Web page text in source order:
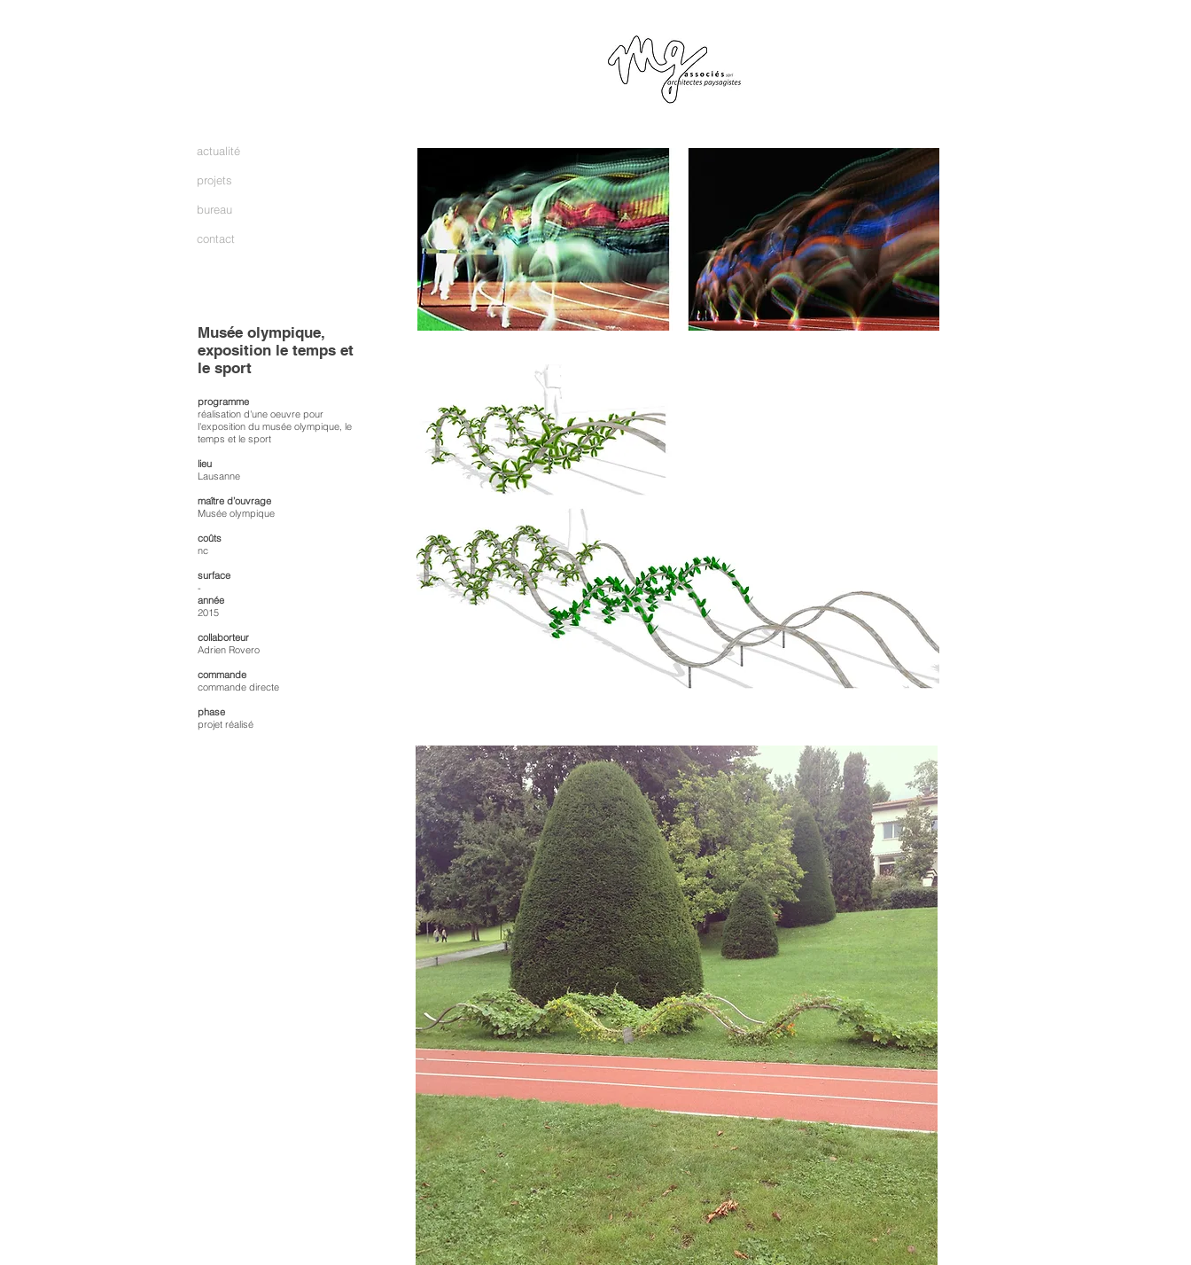
Musée olympique,
exposition le temps et
le sport
programme
réalisation d'une oeuvre pour
l'exposition du musée olympique, le
temps et le sport
lieu
Lausanne
maître d’ouvrage
Musée olympique
coûts
nc
surface
-
année
2015
collaborteur
Adrien Rovero
commande
commande directe
phase
projet réalisé
actualité
projets
bureau
contact